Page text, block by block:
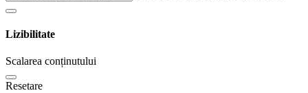
Lizibilitate
Scalarea conținutului
Resetare